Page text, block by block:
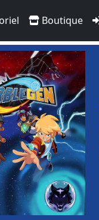
Boutique